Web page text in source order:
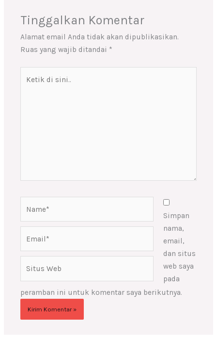
Tinggalkan Komentar
Alamat email Anda tidak akan dipublikasikan.
Ruas yang wajib ditandai *
Simpan
nama,
email,
dan situs
web saya
pada
peramban ini untuk komentar saya berikutnya.